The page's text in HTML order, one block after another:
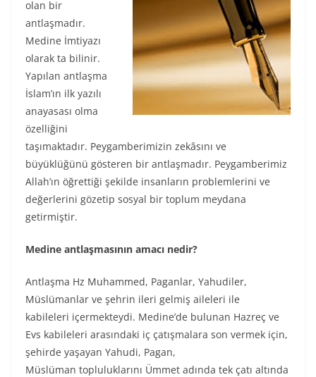
olan bir
antlaşmadır.
Medine İmtiyazı
olarak ta bilinir.
Yapılan antlaşma
İslam’ın ilk yazılı
anayasası olma
özelliğini
taşımaktadır. Peygamberimizin zekâsını ve
büyüklüğünü gösteren bir antlaşmadır. Peygamberimiz
Allah’ın öğrettiği şekilde insanların problemlerini ve
değerlerini gözetip sosyal bir toplum meydana
getirmiştir.
Medine antlaşmasının amacı nedir?
Antlaşma Hz Muhammed, Paganlar, Yahudiler,
Müslümanlar ve şehrin ileri gelmiş aileleri ile
kabileleri içermekteydi. Medine’de bulunan Hazreç ve
Evs kabileleri arasındaki iç çatışmalara son vermek için,
şehirde yaşayan Yahudi, Pagan,
Müslüman topluluklarını Ümmet adında tek çatı altında